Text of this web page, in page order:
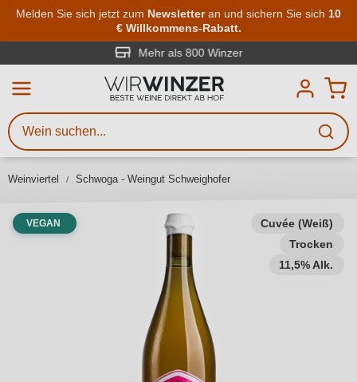
Zum Hauptinhalt springen
Melden Sie sich jetzt zum Newsletteran und sichern Sie sich 10
€ Willkommens-Rabatt.
Mehr als 800 Winzer
Weinviertel Schwoga - Weingut Schweighofer
Cuvée (Weiß)
Trocken
11,5% Alk.
VEGAN
Weinsuche
Mindestens 3 Zeichen eingeben
Beschreiben Sie, welchen Wein
Sie suchen – ob nach Geschmack,
Region, Winzer oder anderen